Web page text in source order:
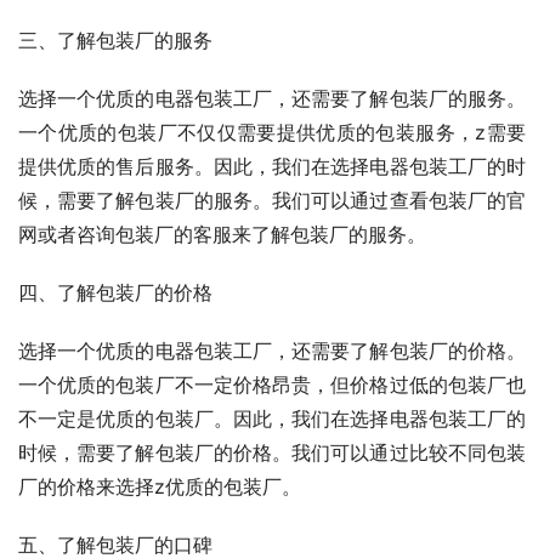
三、了解包装厂的服务
选择一个优质的电器包装工厂，还需要了解包装厂的服务。
一个优质的包装厂不仅仅需要提供优质的包装服务，z需要
提供优质的售后服务。因此，我们在选择电器包装工厂的时
候，需要了解包装厂的服务。我们可以通过查看包装厂的官
网或者咨询包装厂的客服来了解包装厂的服务。
四、了解包装厂的价格
选择一个优质的电器包装工厂，还需要了解包装厂的价格。
一个优质的包装厂不一定价格昂贵，但价格过低的包装厂也
不一定是优质的包装厂。因此，我们在选择电器包装工厂的
时候，需要了解包装厂的价格。我们可以通过比较不同包装
厂的价格来选择z优质的包装厂。
五、了解包装厂的口碑